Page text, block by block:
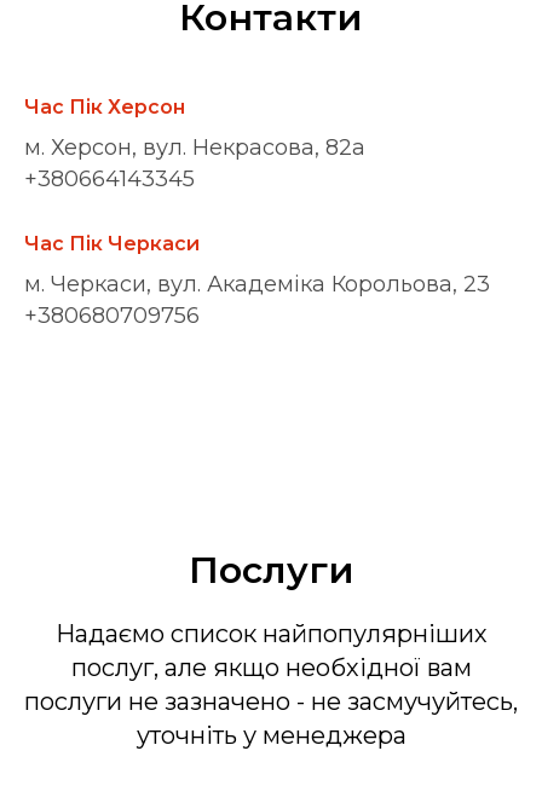
Контакти
Час Пік Херсон
м. Херсон, вул. Некрасова, 82а
+380664143345
Час Пік Черкаси
м. Черкаси, вул. Академіка Корольова, 23
+380680709756
Послуги
Надаємо список найпопулярніших
послуг, але якщо необхідної вам
послуги не зазначено - не засмучуйтесь,
уточніть у менеджера